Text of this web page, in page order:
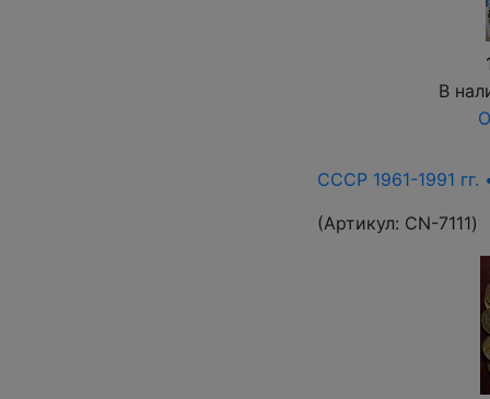
В
СССР 1961-1991
(Артикул: СN-7111)